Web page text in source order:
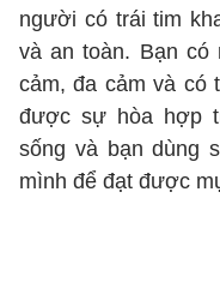
người có trái tim
và an toàn. Bạn có
cảm, đa cảm và có
được sự hòa hợp
sống và bạn dùng
mình để đạt được